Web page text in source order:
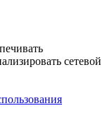
сетевой